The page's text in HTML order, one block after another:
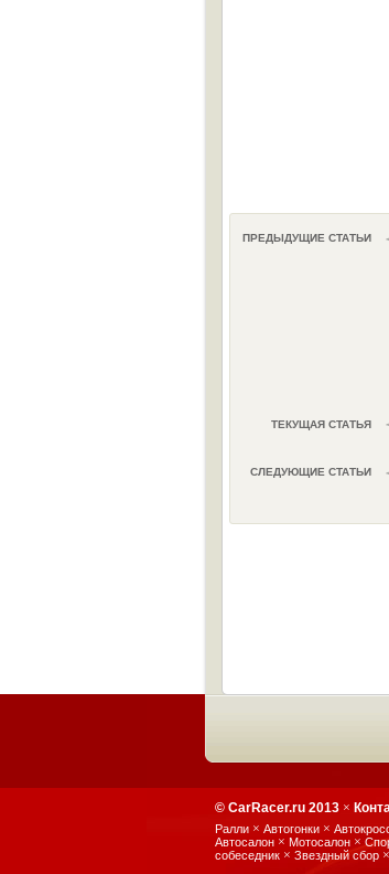
ПРЕДЫДУЩИЕ СТАТЬИ
ТЕКУЩАЯ СТАТЬЯ
СЛЕДУЮЩИЕ СТАТЬИ
© CarRacer.ru 2013 ×
Ралли × Автогонки ×
Автосалон × Мотосалон ×
собеседник × Звездный сбор ×